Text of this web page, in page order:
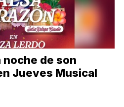
de son
Jueves Musical